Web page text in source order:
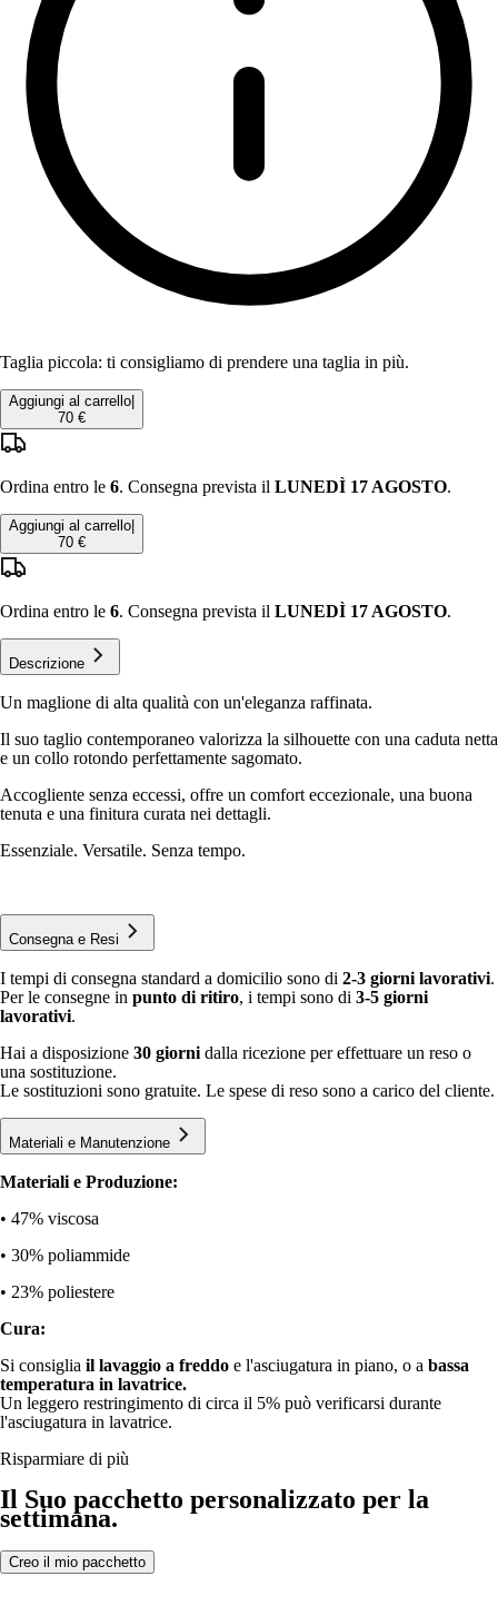
Taglia piccola: ti consigliamo di prendere una taglia in più.
Aggiungi al carrello
70 €
Ordina entro le 6. Consegna prevista il LUNEDÌ 17 AGOSTO.
Aggiungi al carrello
70 €
Ordina entro le 6. Consegna prevista il LUNEDÌ 17 AGOSTO.
Descrizione
Un maglione di alta qualità con un'eleganza raffinata.
Il suo taglio contemporaneo valorizza la silhouette con una caduta netta
e un collo rotondo perfettamente sagomato.
Accogliente senza eccessi, offre un comfort eccezionale, una buona
tenuta e una finitura curata nei dettagli.
Essenziale. Versatile. Senza tempo.
Consegna e Resi
I tempi di consegna standard a domicilio sono di 2-3 giorni lavorativi.
Per le consegne in punto di ritiro, i tempi sono di 3-5 giorni
lavorativi.
Hai a disposizione 30 giorni dalla ricezione per effettuare un reso o
una sostituzione.
Le sostituzioni sono gratuite. Le spese di reso sono a carico del cliente.
Materiali e Manutenzione
Materiali e Produzione:
• 47% viscosa
• 30% poliammide
• 23% poliestere
Cura:
Si consiglia il lavaggio a freddo e l'asciugatura in piano, o a bassa
temperatura in lavatrice.
Un leggero restringimento di circa il 5% può verificarsi durante
l'asciugatura in lavatrice.
Risparmiare di più
Il Suo pacchetto personalizzato per la
settimana.
Creo il mio pacchetto